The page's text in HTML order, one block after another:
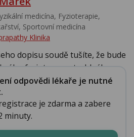
medicína, Fyzioterapie,
Sportovní medicína‎
Klinika
dopisu soudě tušíte, že bude
fyzioterapeuta. Ideál...
odpovědi lékaře je nutné
je zdarma a zabere
minuty.